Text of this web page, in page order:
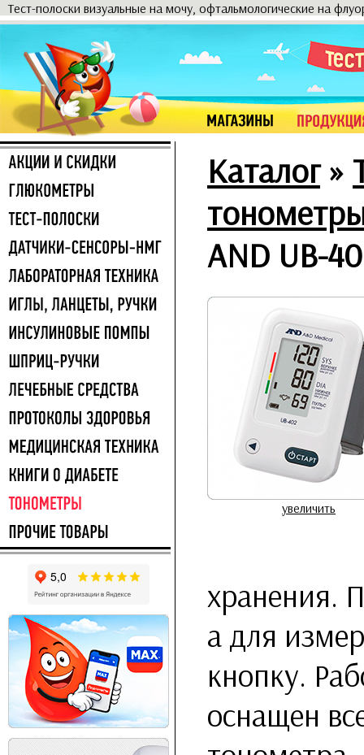
Тест-полоски визуальные на мочу, офтальмологические на
Каталог»
AND UB-
увеличить
хранения.
а для
кнопку.
оснащен